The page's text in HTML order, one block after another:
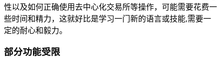
性以及如何正确使用去中心化交易所等操作，可能需要花费一
些时间和精力，这就好比是学习一门新的语言或技能,需要一
定的耐心和毅力。
部分功能受限